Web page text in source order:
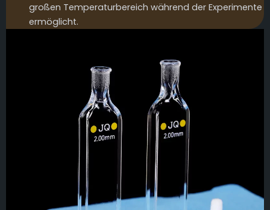
großen Temperaturbereich während der Experimente
ermöglicht.